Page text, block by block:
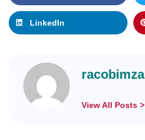
LinkedIn
racobimza
View All Posts >